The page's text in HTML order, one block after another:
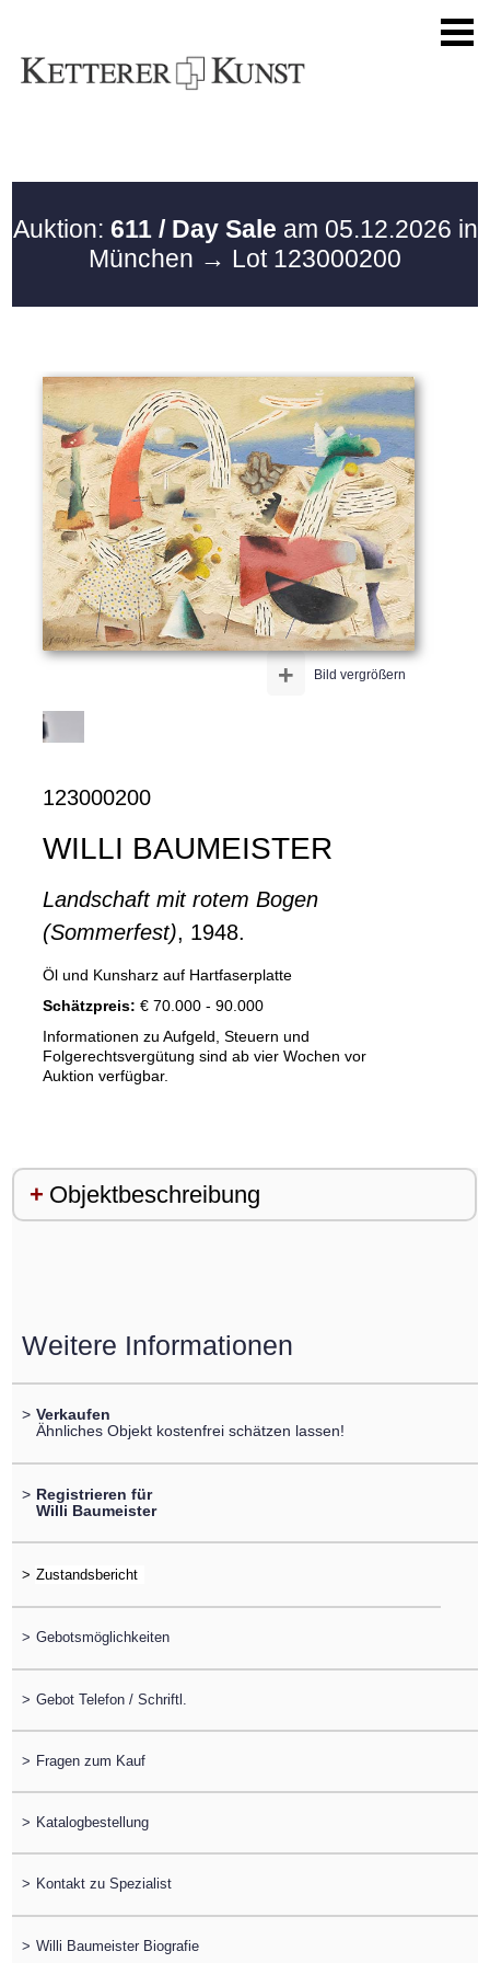
Auktion: 611 / Day Sale am 05.12.2026 in
München → Lot 123000200
Bild vergrößern
+
123000200
WILLI BAUMEISTER
Landschaft mit rotem Bogen
(Sommerfest), 1948.
Öl und Kunsharz auf Hartfaserplatte
Schätzpreis: € 70.000 - 90.000
Informationen zu Aufgeld, Steuern und
Folgerechtsvergütung sind ab vier Wochen vor
Auktion verfügbar.
Objektbeschreibung
Weitere Informationen
> Verkaufen
Ähnliches Objekt kostenfrei schätzen lassen!
> Registrieren für
Willi Baumeister
>
> Gebotsmöglichkeiten
> Gebot Telefon / Schriftl.
> Fragen zum Kauf
> Katalogbestellung
> Kontakt zu Spezialist
> Willi Baumeister Biografie